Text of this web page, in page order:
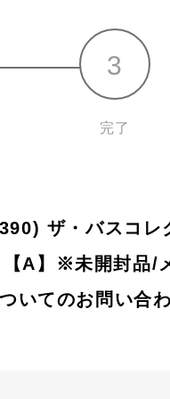
完了
ザ・バスコレ
A】※未開封品/
いてのお問い合